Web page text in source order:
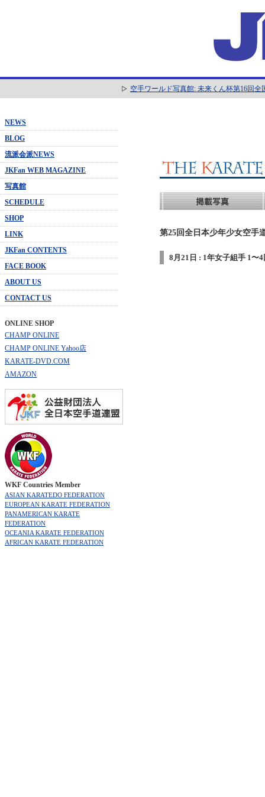
空手ワールド写真館: 未来くん杯第16回
NEWS
BLOG
流派会派NEWS
JKFan WEB MAGAZINE
写真館
SCHEDULE
SHOP
LINK
JKFan CONTENTS
FACE BOOK
ABOUT US
CONTACT US
ONLINE SHOP
CHAMP ONLINE
CHAMP ONLINE Yahoo店
KARATE-DVD.COM
AMAZON
WKF Countries Member
ASIAN KARATEDO FEDERATION
EUROPEAN KARATE FEDERATION
PANAMERICAN KARATE
FEDERATION
OCEANIA KARATE FEDERATION
AFRICAN KARATE FEDERATION
第25回全日本少年少女空手
8月21日 : 1年女子組手 1〜